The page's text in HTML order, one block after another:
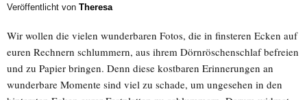
Veröffentlicht von Theresa
Wir wollen die vielen wunderbaren Fotos, die in finsteren Ecken auf
euren Rechnern schlummern, aus ihrem Dörnröschenschlaf befreien
und zu Papier bringen. Denn diese kostbaren Erinnerungen an
wunderbare Momente sind viel zu schade, um ungesehen in den